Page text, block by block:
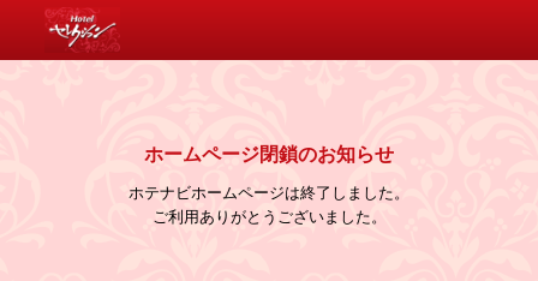
消費税について
ホームページ閉鎖のお知らせ
ホテナビホームページは終了しました。
ご利用ありがとうございました。